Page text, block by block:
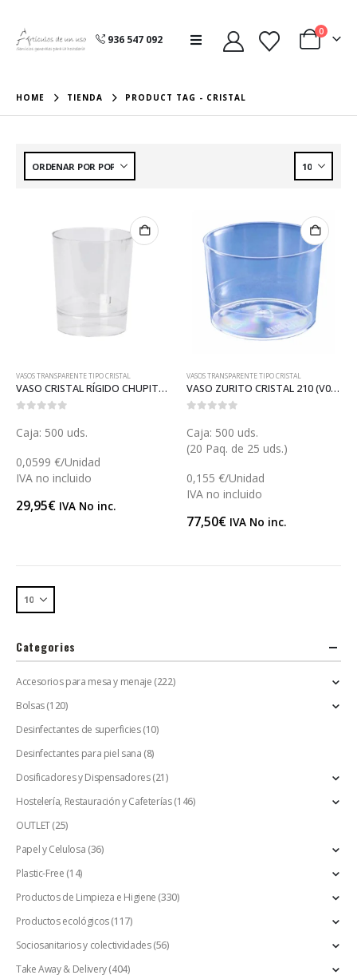
936 547 092
0
HOME TIENDA PRODUCT TAG - CRISTAL
VASOS TRANSPARENTE TIPO CRISTAL
VASO CRISTAL RÍGIDO CHUPITO (V043)
Caja: 500 uds.
0,0599 €/Unidad
IVA no incluido
29,95€ IVA No inc.
VASOS TRANSPARENTE TIPO CRISTAL
VASO ZURITO CRISTAL 210 (V022)
Caja: 500 uds.
(20 Paq. de 25 uds.)
0,155 €/Unidad
IVA no incluido
77,50€ IVA No inc.
Categories
Accesorios para mesa y menaje (222)
Bolsas(120)
Desinfectantes de superficies (10)
Desinfectantes para piel sana (8)
Dosificadores y Dispensadores (21)
Hostelería, Restauración y Cafeterías(146)
OUTLET(25)
Papel y Celulosa (36)
Plastic-Free (14)
Productos de Limpieza e Higiene (330)
Productos ecológicos(117)
Sociosanitarios y colectividades (56)
Take Away & Delivery(404)